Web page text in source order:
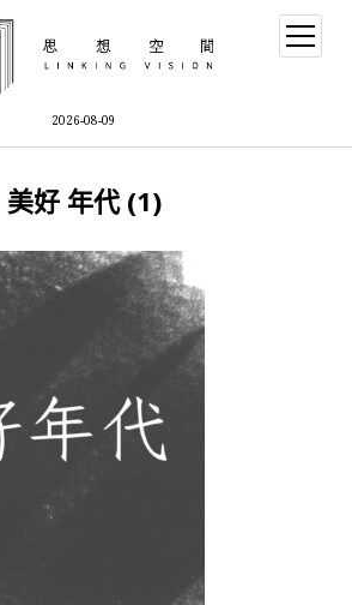
2026-08-09
open
menu
美好 年代 (1)